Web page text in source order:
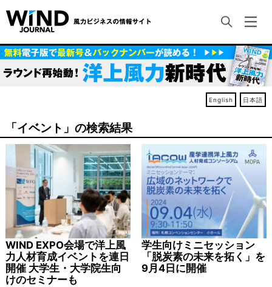
English 日本語
「イベント」の検索結果
WIND EXPO会場で洋上風
力人材育成イベントを連日
開催 大学生・大学院生向
けのセミナーも
学生向けミニセッション
「脱炭素の未来を拓く」を
9月4日に開催